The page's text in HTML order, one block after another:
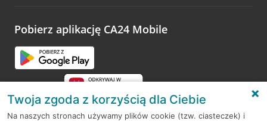
Pobierz aplikację CA24 Mobile
Twoja zgoda z korzyścią dla Ciebie
Na naszych stronach używamy plików cookie (tzw. ciasteczek) i